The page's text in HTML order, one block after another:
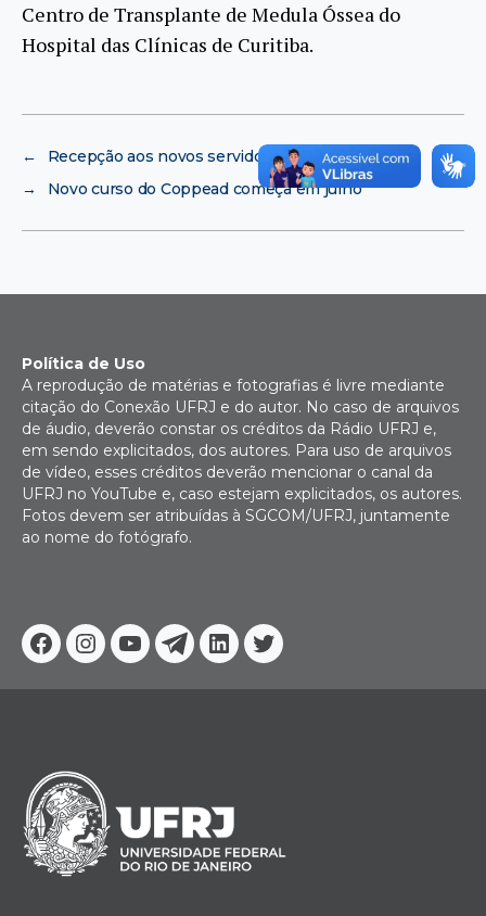
Centro de Transplante de Medula Óssea do
Hospital das Clínicas de Curitiba.
←
Recepção aos novos servidores
→
Novo curso do Coppead começa em julho
Facebook
Instagram
YoutubeTelegram
Linkedin
Twitter
Política de Uso
A reprodução de matérias e fotografias é livre mediante
citação do Conexão UFRJ e do autor. No caso de arquivos
de áudio, deverão constar os créditos da Rádio UFRJ e,
em sendo explicitados, dos autores. Para uso de arquivos
de vídeo, esses créditos deverão mencionar o canal da
UFRJ no YouTube e, caso estejam explicitados, os autores.
Fotos devem ser atribuídas à SGCOM/UFRJ, juntamente
ao nome do fotógrafo.